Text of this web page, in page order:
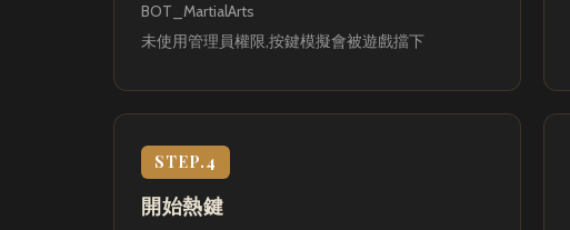
BOT_MartialArts
未使用管理員權限,按鍵模擬會被遊戲擋下
STEP.4
開始熱鍵